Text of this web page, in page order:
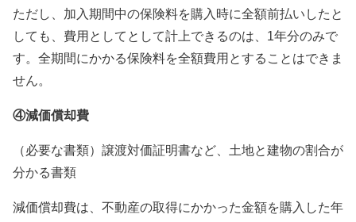
ただし、加入期間中の保険料を購入時に全額前払いしたと
しても、費用としてとして計上できるのは、1年分のみで
す。全期間にかかる保険料を全額費用とすることはできま
せん。
④減価償却費
（必要な書類）譲渡対価証明書など、土地と建物の割合が
分かる書類
減価償却費は、不動産の取得にかかった金額を購入した年